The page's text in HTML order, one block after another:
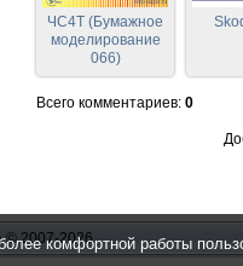
ЧС4Т (Бумажное
моделирование
066)
Всего комментариев: 0
© 2007-2026
комфортной работы